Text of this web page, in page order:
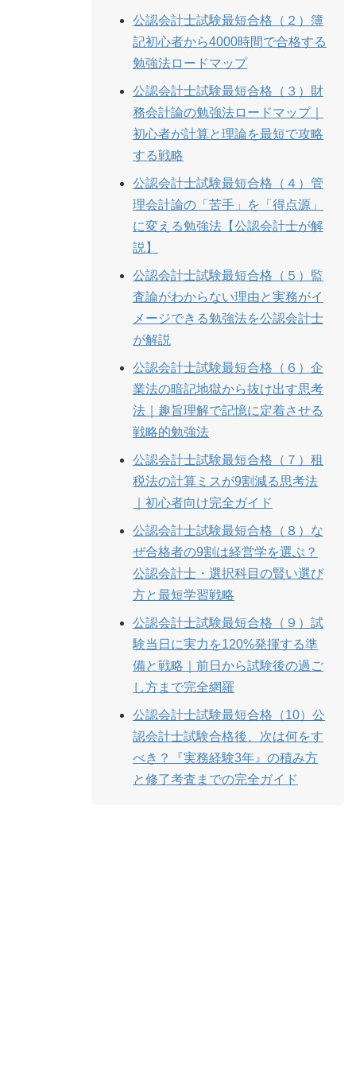
公認会計士試験最短合格（２）簿
記初心者から4000時間で合格する
勉強法ロードマップ
公認会計士試験最短合格（３）財
務会計論の勉強法ロードマップ｜
初心者が計算と理論を最短で攻略
する戦略
公認会計士試験最短合格（４）管
理会計論の「苦手」を「得点源」
に変える勉強法【公認会計士が解
説】
公認会計士試験最短合格（５）監
査論がわからない理由と実務がイ
メージできる勉強法を公認会計士
が解説
公認会計士試験最短合格（６）企
業法の暗記地獄から抜け出す思考
法｜趣旨理解で記憶に定着させる
戦略的勉強法
公認会計士試験最短合格（７）租
税法の計算ミスが9割減る思考法
｜初心者向け完全ガイド
公認会計士試験最短合格（８）な
ぜ合格者の9割は経営学を選ぶ？
公認会計士・選択科目の賢い選び
方と最短学習戦略
公認会計士試験最短合格（９）試
験当日に実力を120%発揮する準
備と戦略｜前日から試験後の過ご
し方まで完全網羅
公認会計士試験最短合格（10）公
認会計士試験合格後、次は何をす
べき？『実務経験3年』の積み方
と修了考査までの完全ガイド